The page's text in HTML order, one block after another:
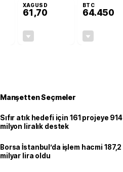
XAGUSD
61,70
BTC
64.450
Manşetten Seçmeler
Sıfır atık hedefi için 161 projeye 914
milyon liralık destek
Borsa İstanbul’da işlem hacmi 187,2
milyar lira oldu